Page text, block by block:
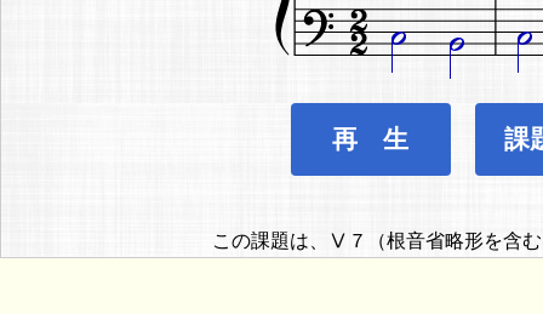
再 生 課
この課題は、Ⅴ７（根音省略形を含